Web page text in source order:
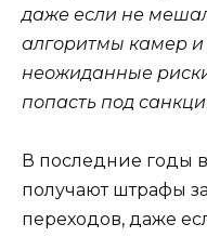
даже если не
алгоритмы камер
неожиданные
попасть под
В последние годы
получают штрафы
переходов, даже